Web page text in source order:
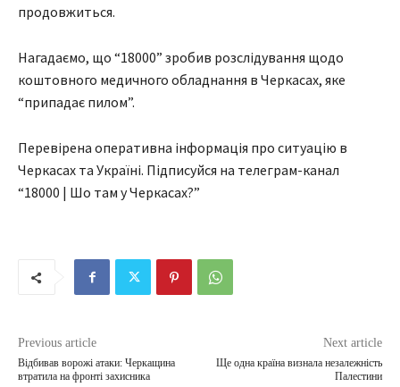
продовжиться.
Нагадаємо, що “18000” зробив розслідування щодо
коштовного медичного обладнання в Черкасах, яке
“припадає пилом”.
Перевірена оперативна інформація про ситуацію в
Черкасах та Україні. Підписуйся на телеграм-канал
“18000 | Шо там у Черкасах?”
Previous article
Відбивав ворожі атаки: Черкащина
втратила на фронті захисника
Next article
Ще одна країна визнала незалежність
Палестини